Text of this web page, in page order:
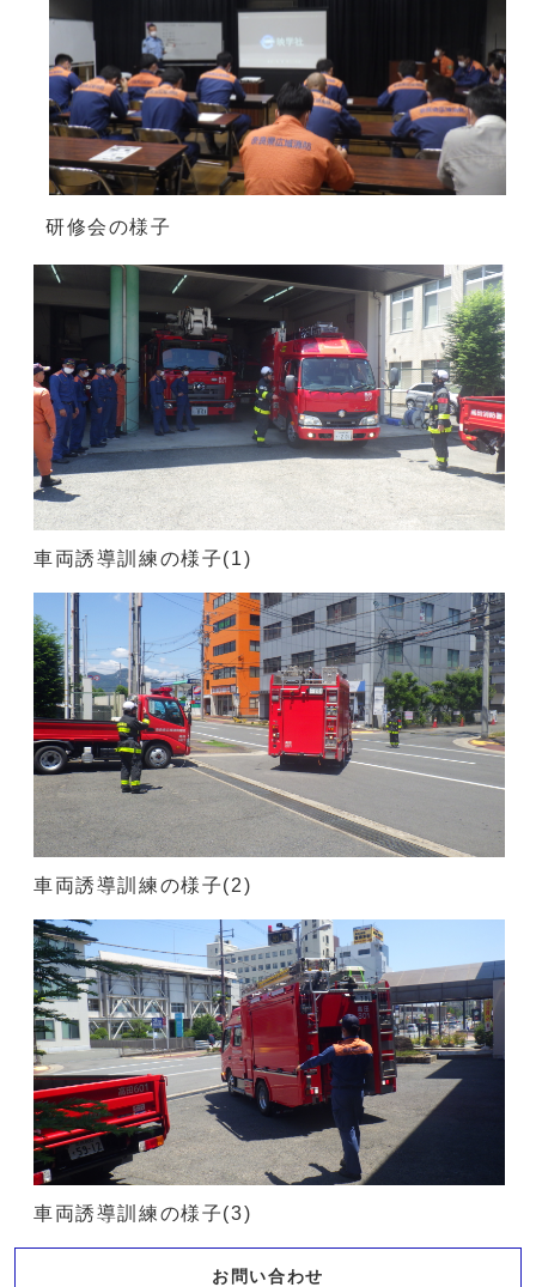
研修会の様子
車両誘導訓練の様子(1)
車両誘導訓練の様子(2)
車両誘導訓練の様子(3)
お問い合わせ